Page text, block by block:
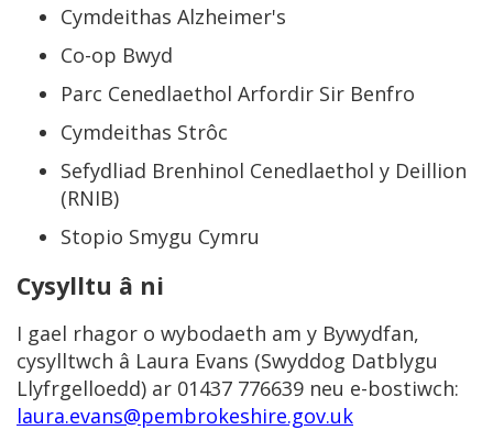
Cymdeithas Alzheimer's
Co-op Bwyd
Parc Cenedlaethol Arfordir Sir Benfro
Cymdeithas Strôc
Sefydliad Brenhinol Cenedlaethol y Deillion
(RNIB)
Stopio Smygu Cymru
Cysylltu â ni
I gael rhagor o wybodaeth am y Bywydfan,
cysylltwch â Laura Evans (Swyddog Datblygu
Llyfrgelloedd) ar 01437 776639 neu e-bostiwch:
laura.evans@pembrokeshire.gov.uk